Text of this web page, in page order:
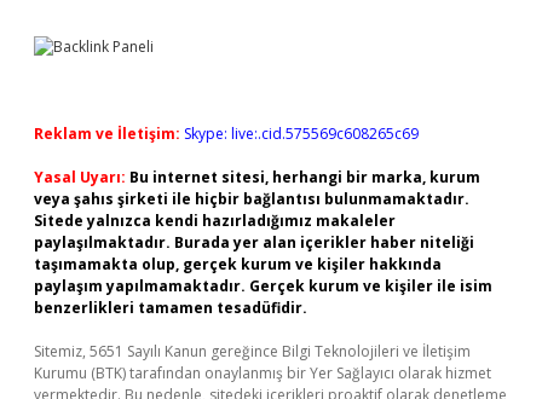
Reklam ve İletişim: Skype: live:.cid.575569c608265c69
Yasal Uyarı: Bu internet sitesi, herhangi bir marka, kurum
veya şahıs şirketi ile hiçbir bağlantısı bulunmamaktadır.
Sitede yalnızca kendi hazırladığımız makaleler
paylaşılmaktadır. Burada yer alan içerikler haber niteliği
taşımamakta olup, gerçek kurum ve kişiler hakkında
paylaşım yapılmamaktadır. Gerçek kurum ve kişiler ile isim
benzerlikleri tamamen tesadüfidir.
Sitemiz, 5651 Sayılı Kanun gereğince Bilgi Teknolojileri ve İletişim
Kurumu (BTK) tarafından onaylanmış bir Yer Sağlayıcı olarak hizmet
vermektedir. Bu nedenle, sitedeki içerikleri proaktif olarak denetleme